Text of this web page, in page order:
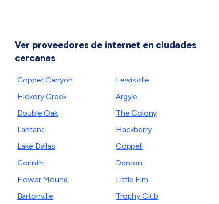
Ver proveedores de internet en ciudades
cercanas
Copper Canyon
Hickory Creek
Double Oak
Lantana
Lake Dallas
Corinth
Flower Mound
Bartonville
Lewisville
Argyle
The Colony
Hackberry
Coppell
Denton
Little Elm
Trophy Club